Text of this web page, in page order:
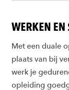
WERKEN EN
Met een duale
plaats van bij
werk je
opleiding